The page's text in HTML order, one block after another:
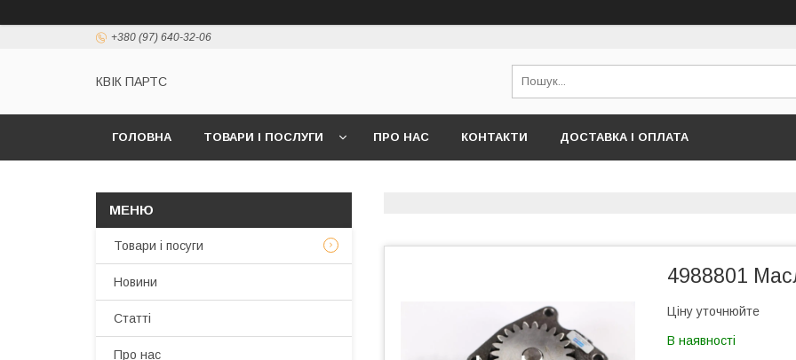
+380 (97) 640-32-06
КВІК ПАРТС
ГОЛОВНА ТОВАРИ І ПОСЛУГИ ПРО НАС КОНТАКТИ ДОСТАВКА І ОПЛАТА
4988801
Ціну уточнюйте
В наявності
Товари і посуги
Новини
Статті
Про нас